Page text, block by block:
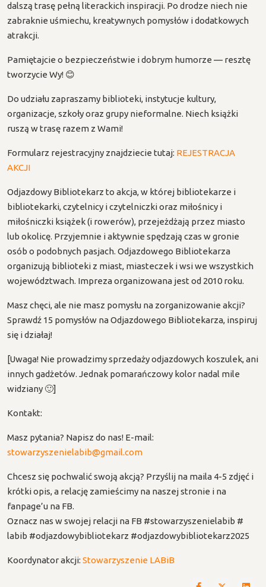
dalszą trasę pełną literackich inspiracji. Po drodze niech nie
zabraknie uśmiechu, kreatywnych pomysłów i dodatkowych
atrakcji.
Pamiętajcie o bezpieczeństwie i dobrym humorze — resztę
tworzycie Wy! 😊
Do udziału zapraszamy biblioteki, instytucje kultury,
organizacje, szkoły oraz grupy nieformalne. Niech książki
ruszą w trasę razem z Wami!
Formularz rejestracyjny znajdziecie tutaj: REJESTRACJA
AKCJI
Odjazdowy Bibliotekarz to akcja, w której bibliotekarze i
bibliotekarki, czytelnicy i czytelniczki oraz miłośnicy i
miłośniczki książek (i rowerów), przejeżdżają przez miasto
lub okolicę. Przyjemnie i aktywnie spędzają czas w gronie
osób o podobnych pasjach. Odjazdowego Bibliotekarza
organizują biblioteki z miast, miasteczek i wsi we wszystkich
województwach. Impreza organizowana jest od 2010 roku.
Masz chęci, ale nie masz pomysłu na zorganizowanie akcji?
Sprawdź 15 pomysłów na Odjazdowego Bibliotekarza, inspiruj
się i działaj!
[Uwaga! Nie prowadzimy sprzedaży odjazdowych koszulek, ani
innych gadżetów. Jednak pomarańczowy kolor nadal mile
widziany 🙂]
Kontakt:
Masz pytania? Napisz do nas! E-mail:
stowarzyszenielabib@gmail.com
Chcesz się pochwalić swoją akcją? Przyślij na maila 4-5 zdjęć i
krótki opis, a relację zamieścimy na naszej stronie i na
fanpage’u na FB.
Oznacz nas w swojej relacji na FB #stowarzyszenielabib #
labib #odjazdowybibliotekarz #odjazdowybibliotekarz2025
Koordynator akcji: Stowarzyszenie LABiB